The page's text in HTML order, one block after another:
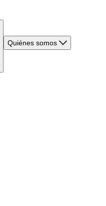
Quiénes somos